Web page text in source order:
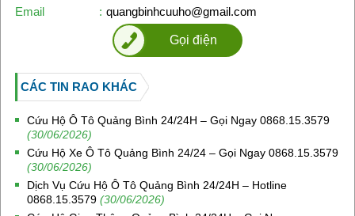
Email
: quangbinhcuuho@gmail.com
Gọi điện
CÁC TIN RAO KHÁC
Cứu Hộ Ô Tô Quảng Bình 24/24H – Gọi Ngay 0868.15.3579
(30/06/2026)
Cứu Hộ Xe Ô Tô Quảng Bình 24/24 – Gọi Ngay 0868.15.3579
(30/06/2026)
Dịch Vụ Cứu Hộ Ô Tô Quảng Bình 24/24H – Hotline
0868.15.3579 (30/06/2026)